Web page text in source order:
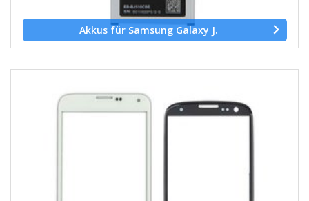
Akkus für Samsung Galaxy J.